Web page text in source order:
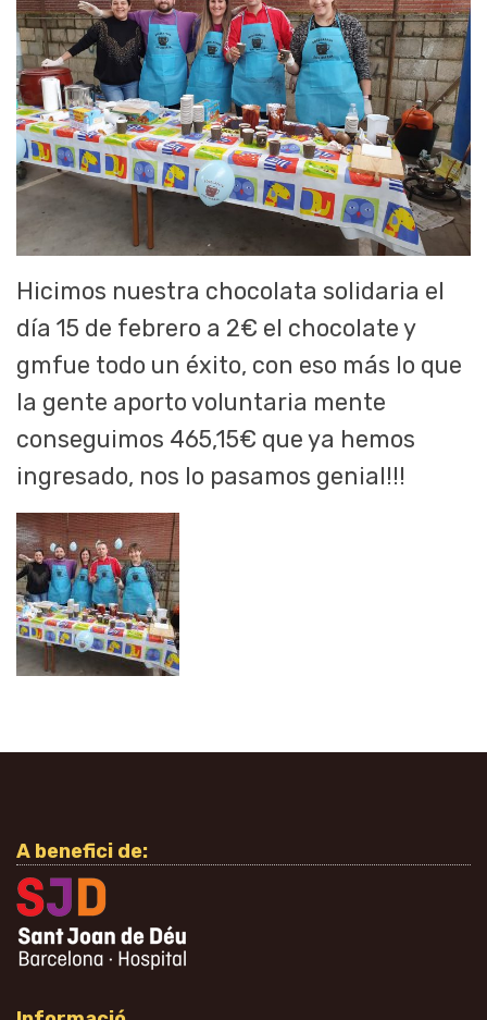
Hicimos nuestra chocolata solidaria el
día 15 de febrero a 2€ el chocolate y
gmfue todo un éxito, con eso más lo que
la gente aporto voluntaria mente
conseguimos 465,15€ que ya hemos
ingresado, nos lo pasamos genial!!!
A benefici de: